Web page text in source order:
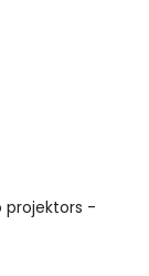
projektors -